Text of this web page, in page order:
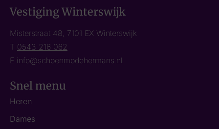
Vestiging Winterswijk
Misterstraat 48, 7101 EX Winterswijk
T 0543 216 062
E info@schoenmodehermans.nl
Snel menu
Heren
Dames